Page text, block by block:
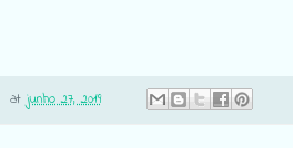
atjunho 27, 2019